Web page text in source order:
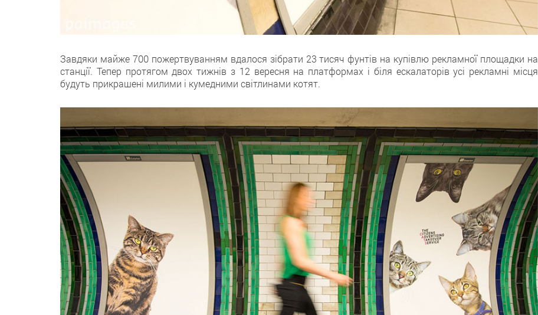
Завдяки майже 700 пожертвуванням вдалося зібрати 23 тисяч фунтів на купівлю рекламної площадки на
станції. Тепер протягом двох тижнів з 12 вересня на платформах і біля ескалаторів усі рекламні місця
будуть прикрашені милими і кумедними світлинами котят.